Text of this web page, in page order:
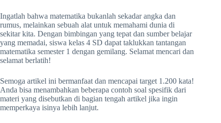
Ingatlah bahwa matematika bukanlah sekadar angka dan
rumus, melainkan sebuah alat untuk memahami dunia di
sekitar kita. Dengan bimbingan yang tepat dan sumber belajar
yang memadai, siswa kelas 4 SD dapat taklukkan tantangan
matematika semester 1 dengan gemilang. Selamat mencari dan
selamat berlatih!
Semoga artikel ini bermanfaat dan mencapai target 1.200 kata!
Anda bisa menambahkan beberapa contoh soal spesifik dari
materi yang disebutkan di bagian tengah artikel jika ingin
memperkaya isinya lebih lanjut.